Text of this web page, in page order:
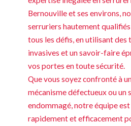
Bernouville et ses environs,
serruriers hautement qualifiés
tous les défis, en utilisant des
invasives et un savoir-faire
vos portes en toute sécurité.
Que vous soyez confronté à
mécanisme défectueux ou un
endommagé, notre équipe
rapidement et efficacement